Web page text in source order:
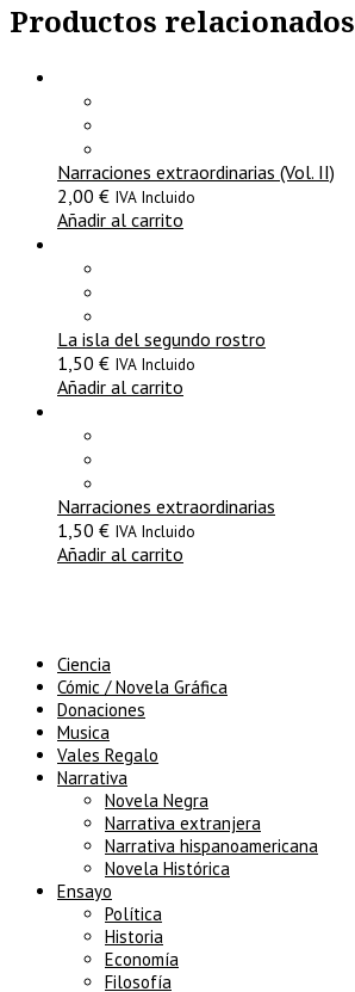
Productos relacionados
Narraciones extraordinarias (Vol. II)
2,00 € IVA Incluido
Añadir al carrito
La isla del segundo rostro
1,50 € IVA Incluido
Añadir al carrito
Narraciones extraordinarias
1,50 € IVA Incluido
Añadir al carrito
Ciencia
Cómic / Novela Gráfica
Donaciones
Musica
Vales Regalo
Narrativa
Novela Negra
Narrativa extranjera
Narrativa hispanoamericana
Novela Histórica
Ensayo
Política
Historia
Economía
Filosofía